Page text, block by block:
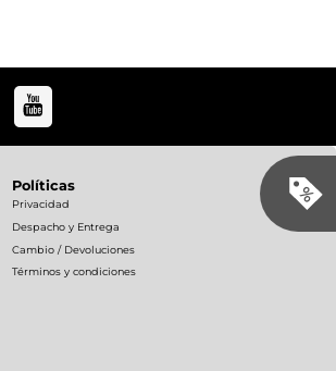
Políticas
Privacidad
Despacho y Entrega
Cambio / Devoluciones
Términos y condiciones